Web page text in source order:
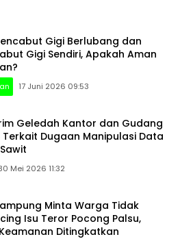
Gigi Berlubang dan
Gigi Sendiri, Apakah Aman
17 Juni 2026 09:53
Geledah Kantor dan Gudang
Terkait Dugaan Manipulasi Data
Mei 2026 11:32
Minta Warga Tidak
Isu Teror Pocong Palsu,
Ditingkatkan